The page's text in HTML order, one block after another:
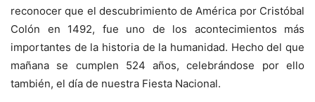
reconocer que el descubrimiento de América por Cristóbal
Colón en 1492, fue uno de los acontecimientos más
importantes de la historia de la humanidad. Hecho del que
mañana se cumplen 524 años, celebrándose por ello
también, el día de nuestra Fiesta Nacional.